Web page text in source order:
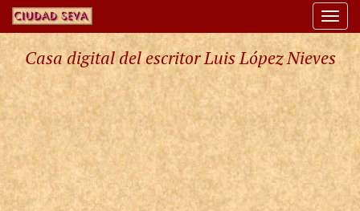
Casa digital del escritor Luis López Nieves